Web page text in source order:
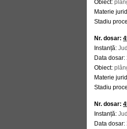
Obiect:
Materie
Stadiu
Nr. dosar:
Instanță:
Data dosar:
Obiect:
Materie
Stadiu
Nr. dosar:
Instanță:
Data dosar: